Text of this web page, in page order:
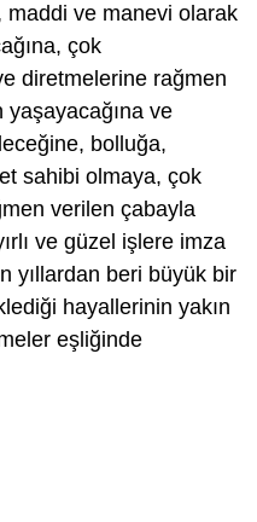
maddi ve manevi olarak
çok
diretmelerine rağmen
yaşayacağına ve
bolluğa,
sahibi olmaya, çok
verilen çabayla
ve güzel işlere imza
yıllardan beri büyük bir
hayallerinin yakın
eşliğinde